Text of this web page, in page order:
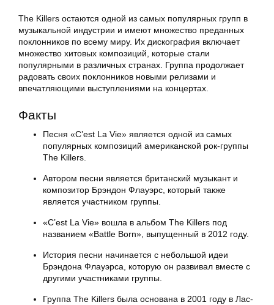
The Killers остаются одной из самых популярных групп в
музыкальной индустрии и имеют множество преданных
поклонников по всему миру. Их дискография включает
множество хитовых композиций, которые стали
популярными в различных странах. Группа продолжает
радовать своих поклонников новыми релизами и
впечатляющими выступлениями на концертах.
Факты
Песня «C’est La Vie» является одной из самых
популярных композиций американской рок-группы
The Killers.
Автором песни является британский музыкант и
композитор Брэндон Флауэрс, который также
является участником группы.
«C’est La Vie» вошла в альбом The Killers под
названием «Battle Born», выпущенный в 2012 году.
История песни начинается с небольшой идеи
Брэндона Флауэрса, которую он развивал вместе с
другими участниками группы.
Группа The Killers была основана в 2001 году в Лас-